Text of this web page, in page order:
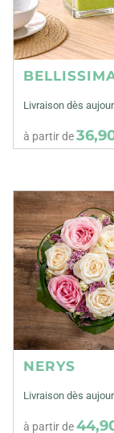
Livraison dès
à partir de
NERYS
Livraison dès
à partir de